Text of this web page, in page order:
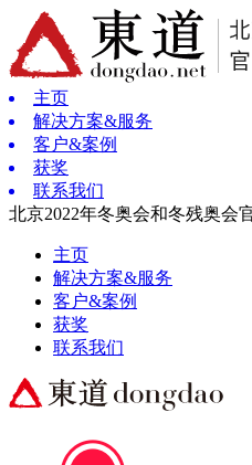
主页
解决方案&服务
客户&案例
获奖
联系我们
北京2022年冬奥会和冬残奥会
主页
解决方案&服务
客户&案例
获奖
联系我们